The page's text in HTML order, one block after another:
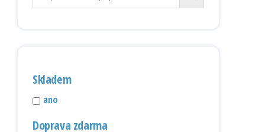
Skladem
ano
Doprava zdarma